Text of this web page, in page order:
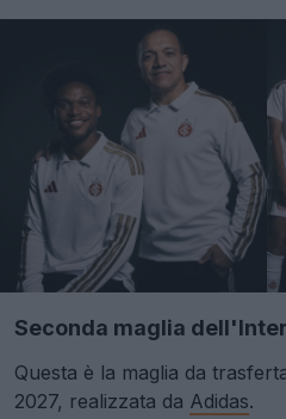
Seconda maglia
Questa è la maglia da
2027, realizzata da Adidas.